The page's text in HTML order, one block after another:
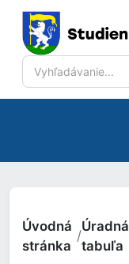
Úvodná
stránka
/
Úradná
tabuľa